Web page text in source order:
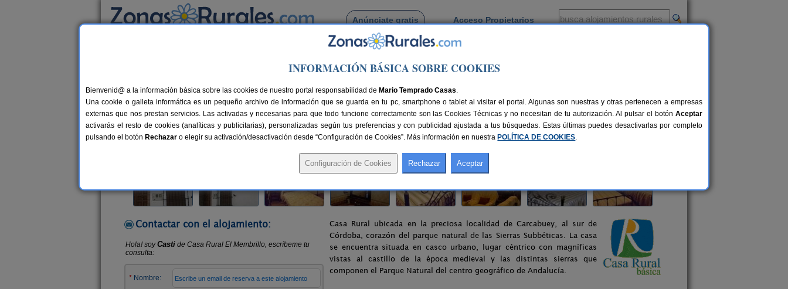
Anúnciate gratis Acceso Propietarios
Busca por pueblo
> Casa Rural El Membrillo
Casa Rural El Membrillo
Casa Rural en Carcabuey (Córdoba)
Alquiler completo 13 plazas 90 km de Córdoba Compartir:
Contactar con el alojamiento:
Casa Rural ubicada en la preciosa localidad de Carcabuey, al sur de
Córdoba, corazón del parque natural de las Sierras Subbéticas. La casa
se encuentra situada en casco urbano, lugar céntrico con magníficas
vistas al castillo de la época medieval y las distintas sierras que
componen el Parque Natural del centro geográfico de Andalucía.
INFORMACIÓN BÁSICA SOBRE COOKIES
Bienvenid@ a la información básica sobre las cookies de nuestro portal responsabilidad de Mario Temprado Casas.
Una cookie o galleta informática es un pequeño archivo de información que se guarda en tu pc, smartphone o tablet al visitar el portal. Algunas son nuestras y otras pertenecen a empresas
externas que nos prestan servicios. Las activadas y necesarias para que todo funcione correctamente son las Cookies Técnicas y no necesitan de tu autorización. Al pulsar el botón Aceptar
activarás el resto de cookies (analíticas y publicitarias), personalizadas según tus preferencias y con publicidad ajustada a tus búsquedas. Estas últimas puedes desactivarlas por completo
pulsando el botón Rechazar o elegir su activación/desactivación desde “Configuración de Cookies”. Más información en nuestra POLÍTICA DE COOKIES.